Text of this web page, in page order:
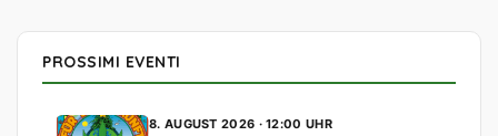
PROSSIMI EVENTI
8. AUGUST 2026 · 12:00 UHR